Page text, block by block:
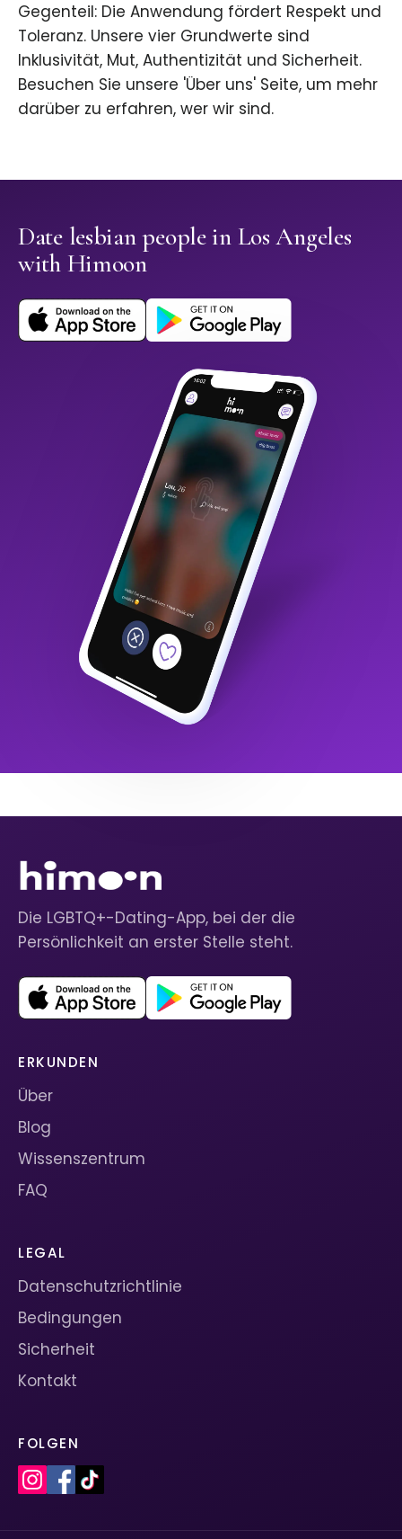
Gegenteil: Die Anwendung fördert Respekt und
Toleranz. Unsere vier Grundwerte sind
Inklusivität, Mut, Authentizität und Sicherheit.
Besuchen Sie unsere 'Über uns' Seite, um mehr
darüber zu erfahren, wer wir sind.
Date lesbian people in Los Angeles
with Himoon
Die LGBTQ+-Dating-App, bei der die
Persönlichkeit an erster Stelle steht.
ERKUNDEN
Über
Blog
Wissenszentrum
FAQ
LEGAL
Datenschutzrichtlinie
Bedingungen
Sicherheit
Kontakt
FOLGEN